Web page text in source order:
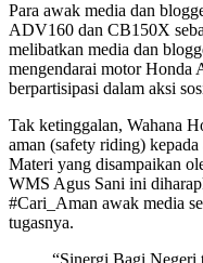
Para awak media dan
ADV160 dan CB150X
melibatkan media dan
mengendarai motor
berpartisipasi dalam aksi
Tak ketinggalan, Wahana
aman (safety riding)
Materi yang disampaikan
WMS Agus Sani ini
#Cari_Aman awak media
tugasnya.